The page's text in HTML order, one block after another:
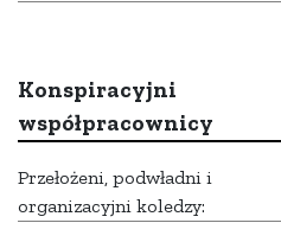
Konspiracyjni
współpracownicy
Przełożeni, podwładni i
organizacyjni koledzy: